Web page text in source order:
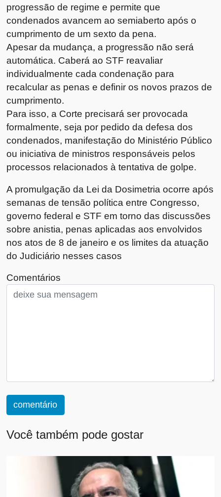
progressão de regime e permite que
condenados avancem ao semiaberto após o
cumprimento de um sexto da pena.
Apesar da mudança, a progressão não será
automática. Caberá ao STF reavaliar
individualmente cada condenação para
recalcular as penas e definir os novos prazos de
cumprimento.
Para isso, a Corte precisará ser provocada
formalmente, seja por pedido da defesa dos
condenados, manifestação do Ministério Público
ou iniciativa de ministros responsáveis pelos
processos relacionados à tentativa de golpe.
A promulgação da Lei da Dosimetria ocorre após
semanas de tensão política entre Congresso,
governo federal e STF em torno das discussões
sobre anistia, penas aplicadas aos envolvidos
nos atos de 8 de janeiro e os limites da atuação
do Judiciário nesses casos
Comentários
comentário
Você também pode gostar